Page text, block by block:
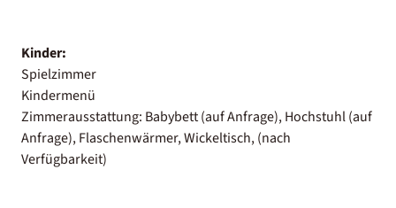
Kinder:
Spielzimmer
Kindermenü
Zimmerausstattung: Babybett (auf Anfrage), Hochstuhl (auf
Anfrage), Flaschenwärmer, Wickeltisch, (nach
Verfügbarkeit)